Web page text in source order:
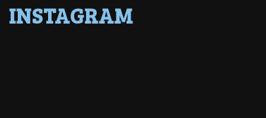
INSTAGRAM